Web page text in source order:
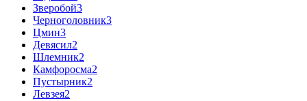
Зверобой3
Черноголовник3
Цмин3
Девясил2
Шлемник2
Камфоросма2
Пустырник2
Левзея2